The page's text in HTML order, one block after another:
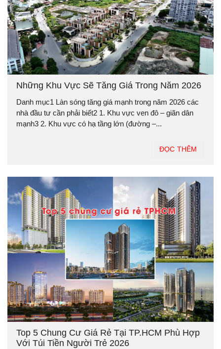
Những Khu Vực Sẽ Tăng Giá Trong Năm 2026
Danh mục1 Làn sóng tăng giá mạnh trong năm 2026 các
nhà đầu tư cần phải biết2 1. Khu vực ven đô – giãn dân
mạnh3 2. Khu vực có hạ tầng lớn (đường –...
ĐỌC THÊM
Top 5 Chung Cư Giá Rẻ Tại TP.HCM Phù Hợp
Với Túi Tiền Người Trẻ 2026